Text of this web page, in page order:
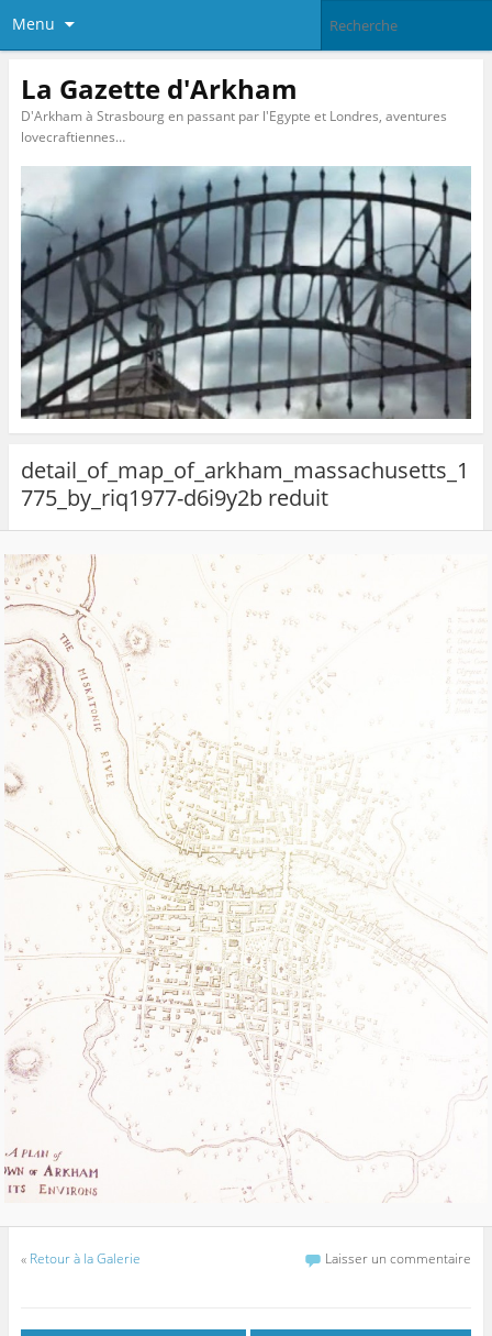
Menu
La Gazette d'Arkham
D'Arkham à Strasbourg en passant par l'Egypte et Londres, aventures
lovecraftiennes…
detail_of_map_of_arkham_massachusetts_1
775_by_riq1977-d6i9y2b reduit
« Retour à la Galerie Laisser un commentaire